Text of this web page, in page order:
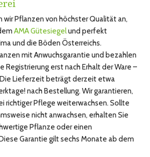
wir Pflanzen von höchster Qualität an,
AMA Gütesiegelund perfekt
und die Böden Österreichs.
mit Anwuchsgarantie und bezahlen
Registrierung erst nach Erhalt der Ware –
Lieferzeit beträgt derzeit etwa
nach Bestellung. Wir garantieren,
richtiger Pflege weiterwachsen. Sollte
nicht anwachsen, erhalten Sie
Pflanze oder einen
Garantie gilt sechs Monate ab dem